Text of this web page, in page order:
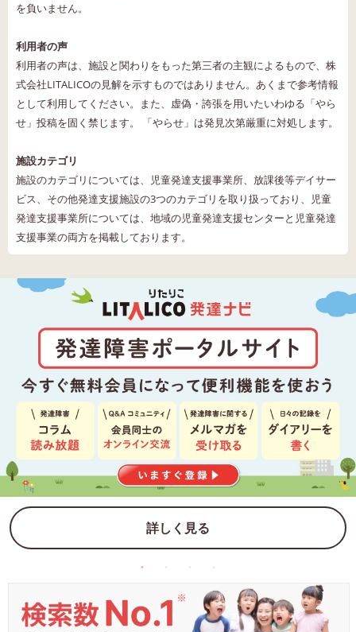
を負いません。
利用者の声
利用者の声は、施設と関わりをもった第三者の主観によるもので、株
式会社LITALICOの見解を示すものではありません。あくまで参考情報
として利用してください。また、虚偽・誇張を用いたいわゆる「やら
せ」投稿を固く禁じます。 「やらせ」は発見次第厳重に対処します。
施設カテゴリ
施設のカテゴリについては、児童発達支援事業所、放課後等デイサー
ビス、その他発達支援施設の3つのカテゴリを取り扱っており、児童
発達支援事業所については、地域の児童発達支援センターと児童発達
支援事業の両方を掲載しております。
詳しく見る